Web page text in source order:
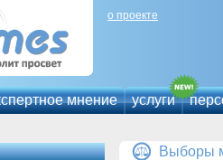
о проекте
мнение услуги
Выборы